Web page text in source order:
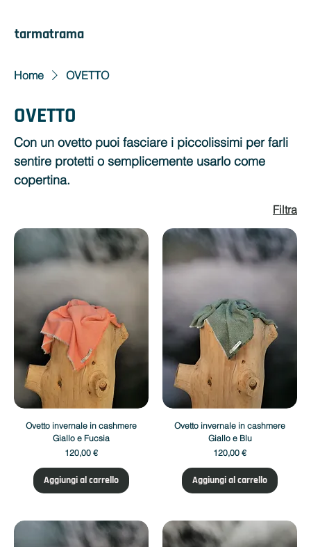
tarmatrama
Home OVETTO
OVETTO
Con un ovetto puoi fasciare i piccolissimi per farli
sentire protetti o semplicemente usarlo come
copertina.
Filtra
Ovetto invernale in cashmere
Giallo e Fucsia
Prezzo
120,00 €
Aggiungi al carrello
Ovetto invernale in cashmere
Giallo e Blu
Prezzo
120,00 €
Aggiungi al carrello